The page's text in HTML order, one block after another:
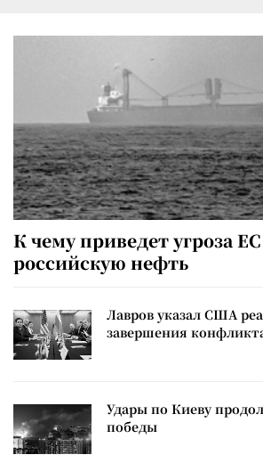
К чему приведет угроза
российскую нефть
Лавров указал США
завершения
Удары по Киеву
победы